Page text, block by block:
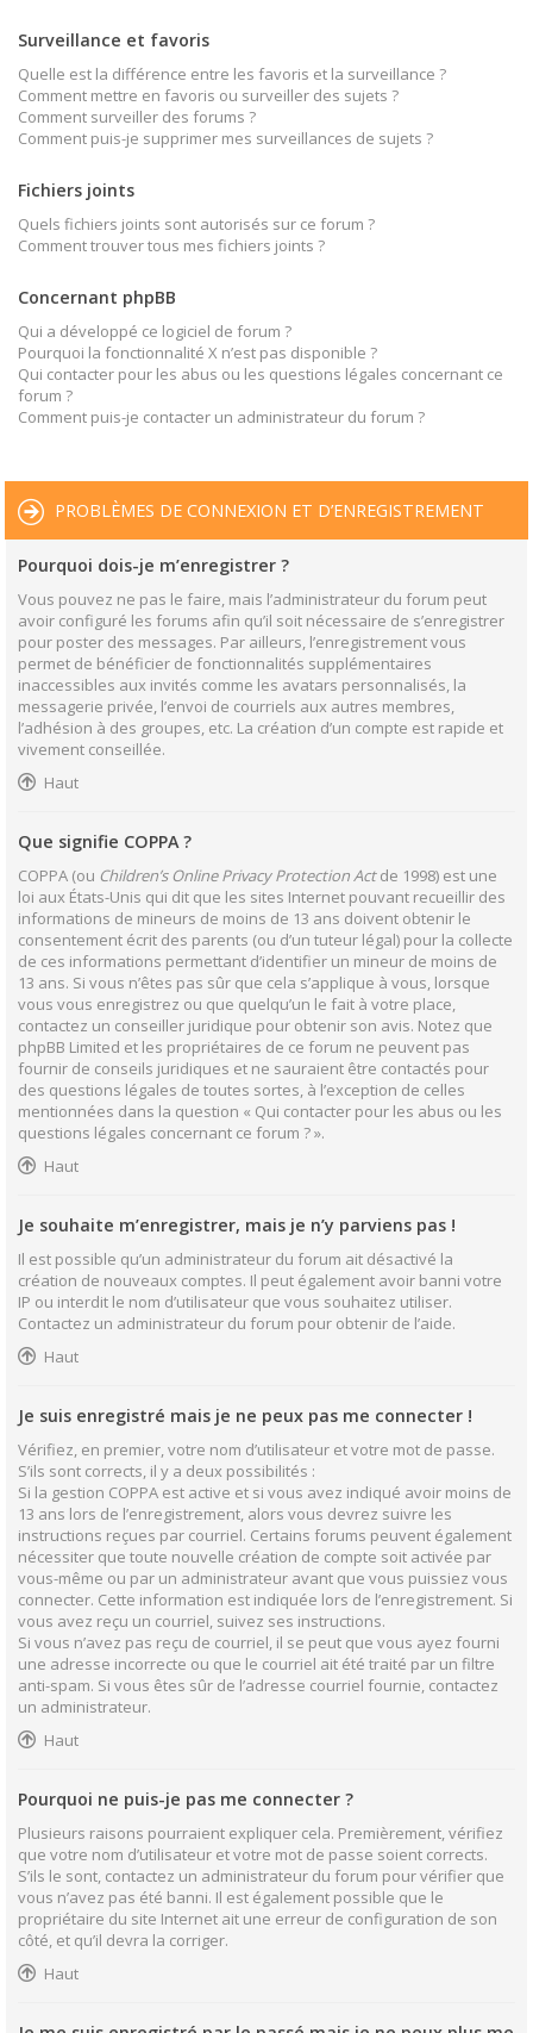
Surveillance et favoris
Quelle est la différence entre les favoris et la surveillance ?
Comment mettre en favoris ou surveiller des sujets ?
Comment surveiller des forums ?
Comment puis-je supprimer mes surveillances de sujets ?
Fichiers joints
Quels fichiers joints sont autorisés sur ce forum ?
Comment trouver tous mes fichiers joints ?
Concernant phpBB
Qui a développé ce logiciel de forum ?
Pourquoi la fonctionnalité X n’est pas disponible ?
Qui contacter pour les abus ou les questions légales concernant ce
forum ?
Comment puis-je contacter un administrateur du forum ?
PROBLÈMES DE CONNEXION ET D’ENREGISTREMENT
Pourquoi dois-je m’enregistrer ?
Vous pouvez ne pas le faire, mais l’administrateur du forum peut
avoir configuré les forums afin qu’il soit nécessaire de s’enregistrer
pour poster des messages. Par ailleurs, l’enregistrement vous
permet de bénéficier de fonctionnalités supplémentaires
inaccessibles aux invités comme les avatars personnalisés, la
messagerie privée, l’envoi de courriels aux autres membres,
l’adhésion à des groupes, etc. La création d’un compte est rapide et
vivement conseillée.
Haut
Que signifie COPPA ?
COPPA (ou Children’s Online Privacy Protection Actde 1998) est une
loi aux États-Unis qui dit que les sites Internet pouvant recueillir des
informations de mineurs de moins de 13 ans doivent obtenir le
consentement écrit des parents (ou d’un tuteur légal) pour la collecte
de ces informations permettant d’identifier un mineur de moins de
13 ans. Si vous n’êtes pas sûr que cela s’applique à vous, lorsque
vous vous enregistrez ou que quelqu’un le fait à votre place,
contactez un conseiller juridique pour obtenir son avis. Notez que
phpBB Limited et les propriétaires de ce forum ne peuvent pas
fournir de conseils juridiques et ne sauraient être contactés pour
des questions légales de toutes sortes, à l’exception de celles
mentionnées dans la question « Qui contacter pour les abus ou les
questions légales concernant ce forum ? ».
Haut
Je souhaite m’enregistrer, mais je n’y parviens pas !
Il est possible qu’un administrateur du forum ait désactivé la
création de nouveaux comptes. Il peut également avoir banni votre
IP ou interdit le nom d’utilisateur que vous souhaitez utiliser.
Contactez un administrateur du forum pour obtenir de l’aide.
Haut
Je suis enregistré mais je ne peux pas me connecter !
Vérifiez, en premier, votre nom d’utilisateur et votre mot de passe.
S’ils sont corrects, il y a deux possibilités :
Si la gestion COPPA est active et si vous avez indiqué avoir moins de
13 ans lors de l’enregistrement, alors vous devrez suivre les
instructions reçues par courriel. Certains forums peuvent également
nécessiter que toute nouvelle création de compte soit activée par
vous-même ou par un administrateur avant que vous puissiez vous
connecter. Cette information est indiquée lors de l’enregistrement. Si
vous avez reçu un courriel, suivez ses instructions.
Si vous n’avez pas reçu de courriel, il se peut que vous ayez fourni
une adresse incorrecte ou que le courriel ait été traité par un filtre
anti-spam. Si vous êtes sûr de l’adresse courriel fournie, contactez
un administrateur.
Haut
Pourquoi ne puis-je pas me connecter ?
Plusieurs raisons pourraient expliquer cela. Premièrement, vérifiez
que votre nom d’utilisateur et votre mot de passe soient corrects.
S’ils le sont, contactez un administrateur du forum pour vérifier que
vous n’avez pas été banni. Il est également possible que le
propriétaire du site Internet ait une erreur de configuration de son
côté, et qu’il devra la corriger.
Haut